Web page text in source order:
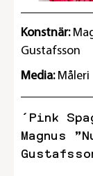
Konstnär:
Gustafsson
Media: Måleri
´Pink
Magnus